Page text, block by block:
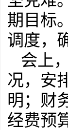
期目标
调度，
会上
况，安
明；财
经费预